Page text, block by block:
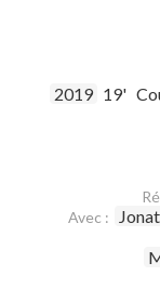
2019 19'
Avec :